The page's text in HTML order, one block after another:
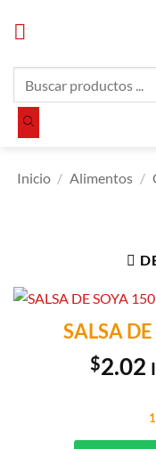
productos
Inicio / Alimentos /
SALSA
$2.02